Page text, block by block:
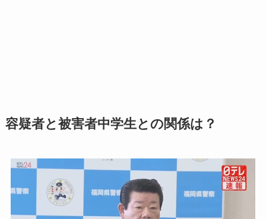
容疑者と被害者中学生との関係は？